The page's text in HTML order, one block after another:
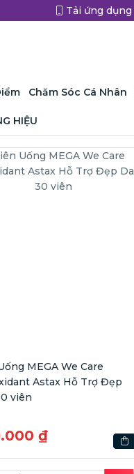
Tải ứng dụng
Chăm Sóc Cá Nhân
HIỆU
We Care
Astax Hỗ Trợ Đẹp
viên
₫